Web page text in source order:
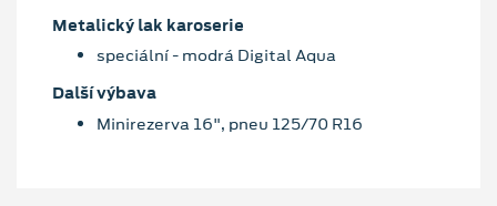
Metalický lak karoserie
speciální - modrá Digital Aqua
Další výbava
Minirezerva 16", pneu 125/70 R16